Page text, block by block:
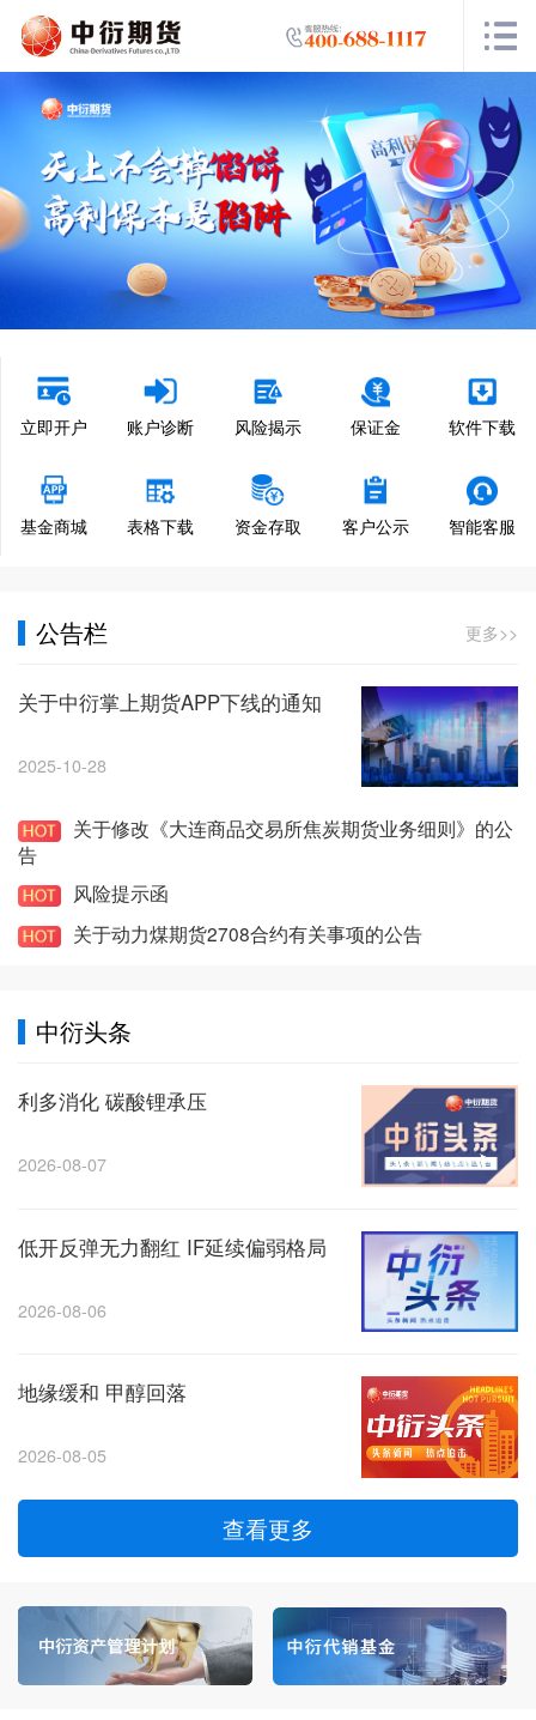
立即开户 账户诊断 风险揭示 保证金 软件下载
基金商城 表格下载 资金存取 客户公示 智能客服
公告栏 更多>>
关于中衍掌上期货APP下线的通知
2025-10-28
关于修改《大连商品交易所焦炭期货业务细则》的公
告
风险提示函
关于动力煤期货2708合约有关事项的公告
中衍头条
利多消化 碳酸锂承压
2026-08-07
低开反弹无力翻红 IF延续偏弱格局
2026-08-06
地缘缓和 甲醇回落
2026-08-05
查看更多